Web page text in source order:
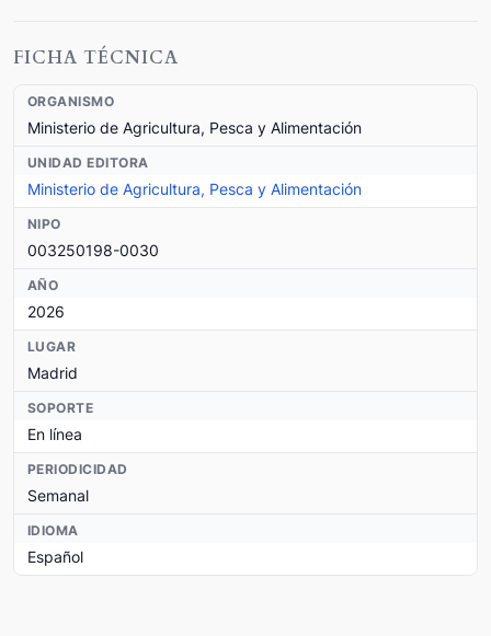
FICHA TÉCNICA
ORGANISMO
Ministerio de Agricultura, Pesca y Alimentación
UNIDAD EDITORA
Ministerio de Agricultura, Pesca y Alimentación
NIPO
003250198-0030
AÑO
2026
LUGAR
Madrid
SOPORTE
En línea
PERIODICIDAD
Semanal
IDIOMA
Español